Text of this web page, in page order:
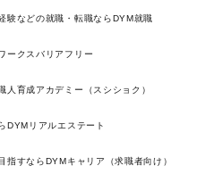
験などの就職・転職ならDYM就職
ークスバリアフリー
人育成アカデミー（スシショク）
DYMリアルエステート
指すならDYMキャリア（求職者向け）